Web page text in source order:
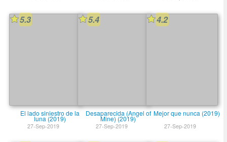
5.3
El lado siniestro de la
luna (2019)
27-Sep-2019
5.4
Desaparecida (Angel of
Mine) (2019)
27-Sep-2019
4.2
Mejor que nunca (2019)
27-Sep-2019